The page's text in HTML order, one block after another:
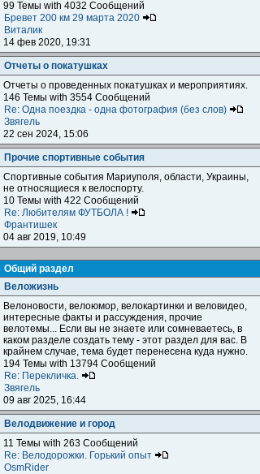
99 Темы with 4032 Сообщений
Бревет 200 км 29 марта 2020
Виталик
14 фев 2020, 19:31
Отчеты о покатушках
Отчеты о проведенных покатушках и мероприятиях.
146 Темы with 3554 Сообщений
Re: Одна поездка - одна фотография (без слов)
Звягель
22 сен 2024, 15:06
Прочие спортивные события
Спортивные события Мариуполя, области, Украины,
не относящиеся к велоспорту.
10 Темы with 422 Сообщений
Re: Любителям ФУТБОЛА !
Франтишек
04 авг 2019, 10:49
Общий раздел
Веложизнь
Велоновости, велоюмор, велокартинки и веловидео,
интересные факты и рассуждения, прочие
велотемы... Если вы не знаете или сомневаетесь, в
каком разделе создать тему - этот раздел для вас. В
крайнем случае, тема будет перенесена куда нужно.
194 Темы with 13794 Сообщений
Re: Перекличка.
Звягель
09 авг 2025, 16:44
Велодвижение и город
11 Темы with 263 Сообщений
Re: Велодорожки. Горький опыт
OsmRider